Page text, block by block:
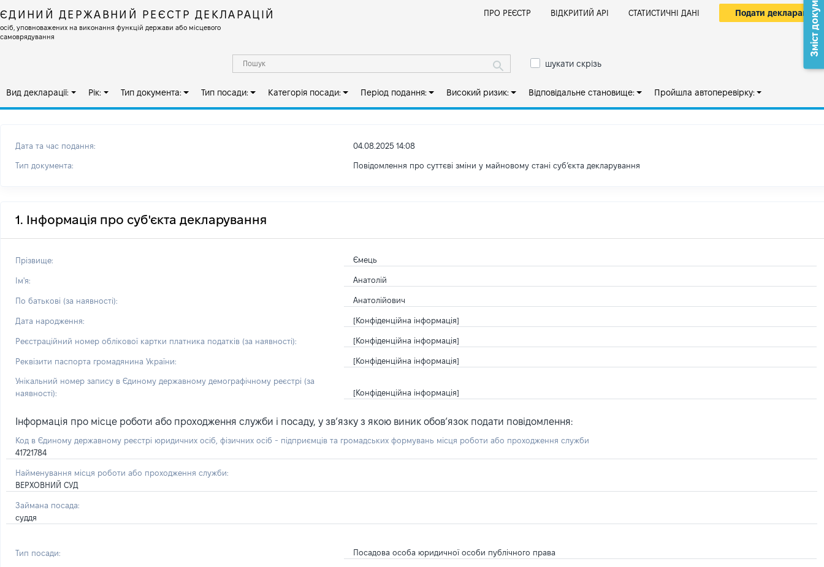
ЄДИНИЙ ДЕРЖАВНИЙ РЕЄСТР ДЕКЛАРАЦІЙ
осіб, уповноважених на виконання функцій держави або місцевого
самоврядування
ПРО РЕЄСТР ВІДКРИТИЙ АРІ СТАТИСТИЧНІ ДАНІ Подати декларацію
шукати скрізь
Вид декларації: Рік: Тип документа: Тип посади: Категорія посади: Період подання: Високий ризик: Відповідальне становище: Пройшла автоперевірку:
Дата та час подання: 04.08.2025 14:08
Тип документа: Повідомлення про суттєві зміни у майновому стані субʼєкта декларування
1. Інформація про суб'єкта декларування
Прізвище: Ємець
Ім'я: Анатолій
По батькові (за наявності): Анатолійович
Дата народження: [Конфіденційна інформація]
Реєстраційний номер облікової картки платника податків (за наявності): [Конфіденційна інформація]
Реквізити паспорта громадянина України: [Конфіденційна інформація]
Унікальний номер запису в Єдиному державному демографічному реєстрі (за
наявності):
[Конфіденційна інформація]
Інформація про місце роботи або проходження служби і посаду, у зв’язку з якою виник обов’язок подати повідомлення:
Код в Єдиному державному реєстрі юридичних осіб, фізичних осіб - підприємців та громадських формувань місця роботи або проходження служби
41721784
Найменування місця роботи або проходження служби:
ВЕРХОВНИЙ СУД
Займана посада:
суддя
Тип посади: Посадова особа юридичної особи публічного права
Зміст документа